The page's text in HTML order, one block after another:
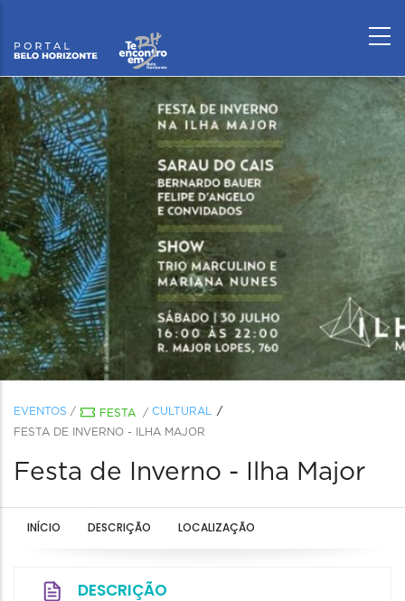
EVENTOS / FESTA / CULTURAL
FESTA DE INVERNO - ILHA MAJOR
Festa de Inverno - Ilha Major
INÍCIO DESCRIÇÃO LOCALIZAÇÃO
DESCRIÇÃO